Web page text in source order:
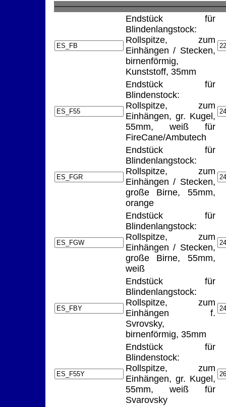
Endstück für
Blindenlangstock:
Rollspitze, zum
Einhängen / Stecken,
birnenförmig,
Kunststoff, 35mm
Endstück für
Blindenstock:
Rollspitze, zum
Einhängen, gr. Kugel,
55mm, weiß für
FireCane/Ambutech
Endstück für
Blindenlangstock:
Rollspitze, zum
Einhängen / Stecken,
große Birne, 55mm,
orange
Endstück für
Blindenlangstock:
Rollspitze, zum
Einhängen / Stecken,
große Birne, 55mm,
weiß
Endstück für
Blindenlangstock:
Rollspitze, zum
Einhängen f.
Svrovsky,
birnenförmig, 35mm
Endstück für
Blindenstock:
Rollspitze, zum
Einhängen, gr. Kugel,
55mm, weiß für
Svarovsky